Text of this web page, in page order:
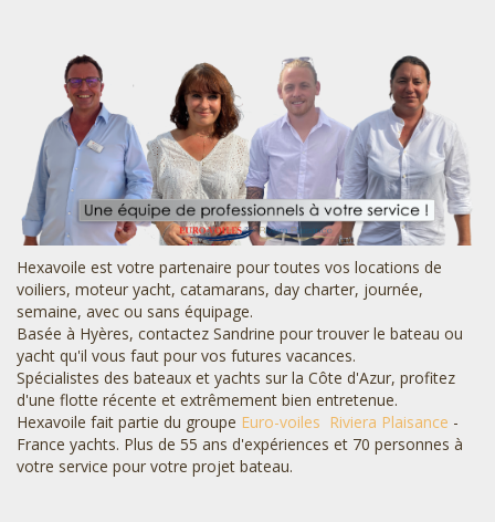
Hexavoile est votre partenaire pour toutes vos locations de
voiliers, moteur yacht, catamarans, day charter, journée,
semaine, avec ou sans équipage.
Basée à Hyères, contactez Sandrine pour trouver le bateau ou
yacht qu'il vous faut pour vos futures vacances.
Spécialistes des bateaux et yachts sur la Côte d'Azur, profitez
d'une flotte récente et extrêmement bien entretenue.
Hexavoile fait partie du groupe Euro-voiles Riviera Plaisance -
France yachts. Plus de 55 ans d'expériences et 70 personnes à
votre service pour votre projet bateau.